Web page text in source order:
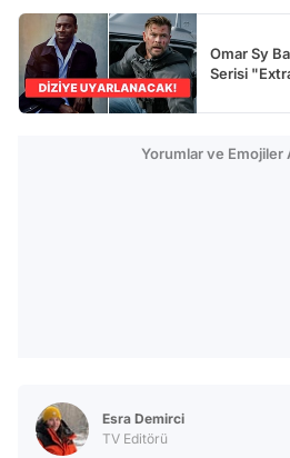
Omar Sy
Serisi
Yorumlar ve Emojiler
Esra Demirci
TV Editörü